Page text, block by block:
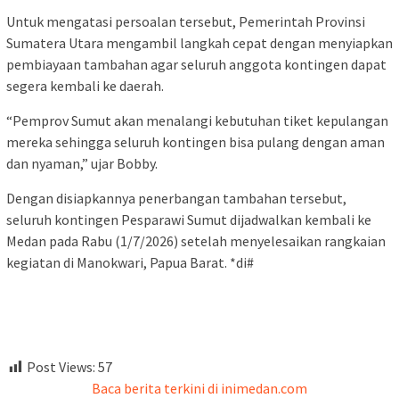
Untuk mengatasi persoalan tersebut, Pemerintah Provinsi
Sumatera Utara mengambil langkah cepat dengan menyiapkan
pembiayaan tambahan agar seluruh anggota kontingen dapat
segera kembali ke daerah.
“Pemprov Sumut akan menalangi kebutuhan tiket kepulangan
mereka sehingga seluruh kontingen bisa pulang dengan aman
dan nyaman,” ujar Bobby.
Dengan disiapkannya penerbangan tambahan tersebut,
seluruh kontingen Pesparawi Sumut dijadwalkan kembali ke
Medan pada Rabu (1/7/2026) setelah menyelesaikan rangkaian
kegiatan di Manokwari, Papua Barat. *di#
Post Views: 57
Baca berita terkini di inimedan.com